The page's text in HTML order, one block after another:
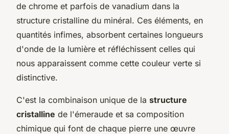
de chrome et parfois de vanadium dans la
structure cristalline du minéral. Ces éléments, en
quantités infimes, absorbent certaines longueurs
d'onde de la lumière et réfléchissent celles qui
nous apparaissent comme cette couleur verte si
distinctive.
C'est la combinaison unique de la structure
cristalline de l'émeraude et sa composition
chimique qui font de chaque pierre une œuvre